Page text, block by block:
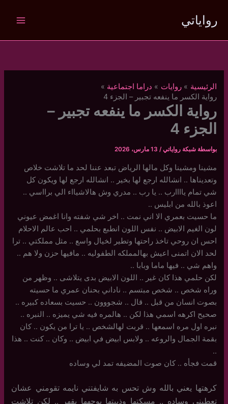
المحتوى
رواياتي
الرئيسية روايات
دراما اجتماعية
رواية الكسر ما ينفعه تجبير – الجزء 4
رواية الكسر ما ينفعه تجبير –
الجزء 4
بواسطة شبكة رواياتي/ 13 مارس، 2026
مشينا ومشينا وكل مالها الرياض تبعد عننا لحد ما تلاشت خلاص
وتعديناها .. انشالله ارجع لها بخير .. انشالله ارجع لها ويكون كل
شي تمام ياااارب .. يا رب .. مدري وش هالاشيااء الي برااسي ..
اعوذ بالله من ابليس ..
ما حسيت بعمري الا اني نمت .. اخر شي شفته وانا اغمض عيوني
لون الغيم الابيض .. نفس اللون انطبع بحلمي .. احب عالم الاحلام
احس ان روحي تاخذ راحتها وتطير لخيال واسع .. مثل مملكتي .. ترا
لحد الان اتمنى اعيش بهالمملكه الطفوليه .. مافيها حزن ولا هم ..
واهم شي .. فيها ماما وبابا ..
لكن حلمي هذا كان غير .. اللون الابيض بدى يتلاشى .. وظهر من
وراه شخص .. شخص مبتسم .. ناداني بحنان عمري ما حسيته
بصوت انسان من قبل .. قال .. شجووون .. حسيت بسعاده كبيره ..
صحيح اكرهه اسمي هذا لكن .. هالمره فيه شي يميزه .. النبره ..
نبره اول مره اسمعها .. قربت لهالشخص .. يا ترا من يكون .. كان
بقمة الجمال والروعه .. ولابس ابيض في ابيض .. وكان .. كنت .. هذا
..
قمت فجأه .. كان صوت المضيفه تمد لي وساده
كرهتها يعني بالله وش تحس به شايفتني نايمه تقومني عشان
تعطيني وساده .. مسكتها وذبيتها بوجهها بقهر .. لكن تلاشت